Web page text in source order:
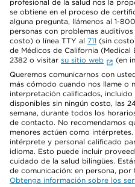
profesional de la salud nos la
se obtiene en el proceso de
alguna pregunta, llámenos al 1-
personas con problemas
costo) o línea TTY al 711 (sin
de Médicos de California
2382 o visitar su sitio web
(en
Queremos comunicarnos con
más cómodo cuando nos llame o
interpretación calificados, incluido
disponibles sin ningún costo, las
semana, durante todos los
de contacto. No recomendamos
menores actúen como
intérprete y personal calificado
idioma. Esto puede incluir
cuidado de la salud bilingües.
de comunicación: en persona,
Obtenga información sobre los